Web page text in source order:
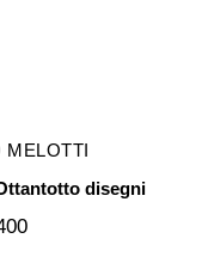
MELOTTI
disegni